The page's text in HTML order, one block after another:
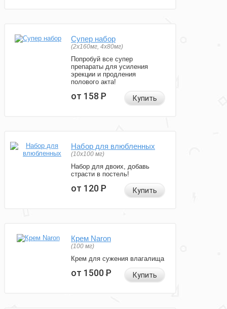
Супер набор
(2х160мг, 4х80мг)
Попробуй все супер
препараты для усиления
эрекции и продления
полового акта!
от 158Р Купить
Набор для влюбленных
(10х100 мг)
Набор для двоих, добавь
страсти в постель!
от 120Р Купить
Крем Naron
(100 мг)
Крем для сужения влагалища
от 1500Р Купить